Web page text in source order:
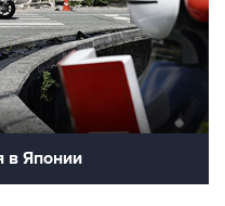
в Японии